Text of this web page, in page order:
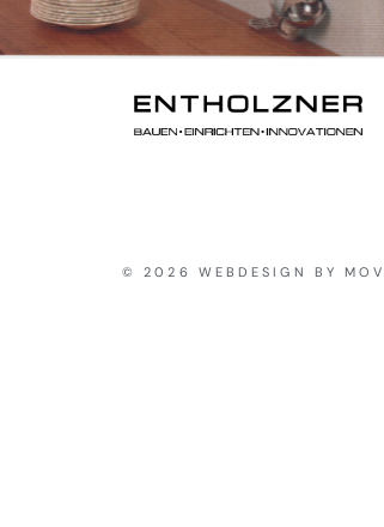
© 2026 WEBDESIGN BY